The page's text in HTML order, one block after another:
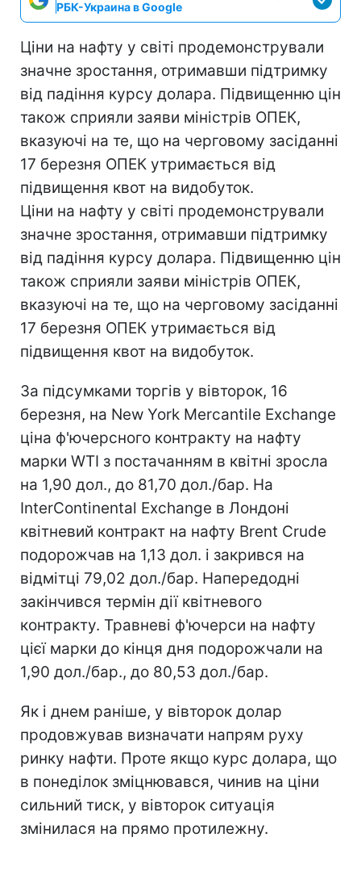
РБК-Украина в Google
Ціни на нафту у світі продемонстрували
значне зростання, отримавши підтримку
від падіння курсу долара. Підвищенню цін
також сприяли заяви міністрів ОПЕК,
вказуючі на те, що на черговому засіданні
17 березня ОПЕК утримається від
підвищення квот на видобуток.
Ціни на нафту у світі продемонстрували
значне зростання, отримавши підтримку
від падіння курсу долара. Підвищенню цін
також сприяли заяви міністрів ОПЕК,
вказуючі на те, що на черговому засіданні
17 березня ОПЕК утримається від
підвищення квот на видобуток.
За підсумками торгів у вівторок, 16
березня, на New York Mercantile Exchange
ціна ф'ючерсного контракту на нафту
марки WTI з постачанням в квітні зросла
на 1,90 дол., до 81,70 дол./бар. На
InterСontinental Exchange в Лондоні
квітневий контракт на нафту Brent Crude
подорожчав на 1,13 дол. і закрився на
відмітці 79,02 дол./бар. Напередодні
закінчився термін дії квітневого
контракту. Травневі ф'ючерси на нафту
цієї марки до кінця дня подорожчали на
1,90 дол./бар., до 80,53 дол./бар.
Як і днем раніше, у вівторок долар
продовжував визначати напрям руху
ринку нафти. Проте якщо курс долара, що
в понеділок зміцнювався, чинив на ціни
сильний тиск, у вівторок ситуація
змінилася на прямо протилежну.